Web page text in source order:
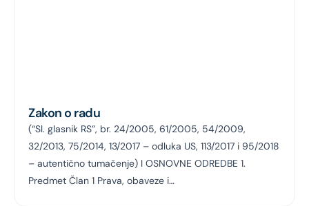
Zakon o radu
(“Sl. glasnik RS”, br. 24/2005, 61/2005, 54/2009,
32/2013, 75/2014, 13/2017 – odluka US, 113/2017 i 95/2018
– autentično tumačenje) I OSNOVNE ODREDBE 1.
Predmet Član 1 Prava, obaveze i…